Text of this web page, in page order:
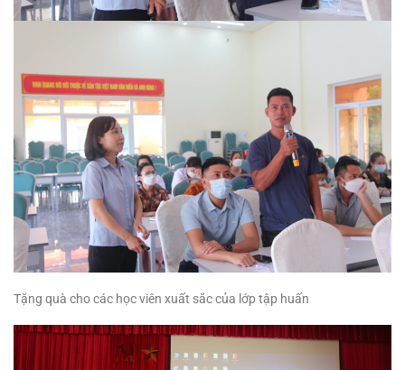
Tặng quà cho các học viên xuất sắc của lớp tập huấn